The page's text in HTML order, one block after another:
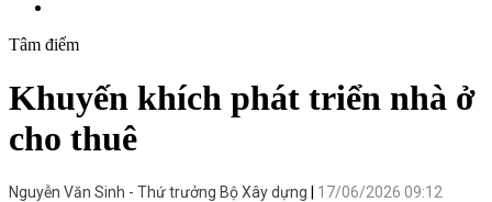
Tâm điểm
Khuyến khích phát triển nhà ở
cho thuê
Nguyễn Văn Sinh - Thứ trưởng Bộ Xây dựng 17/06/2026 09:12